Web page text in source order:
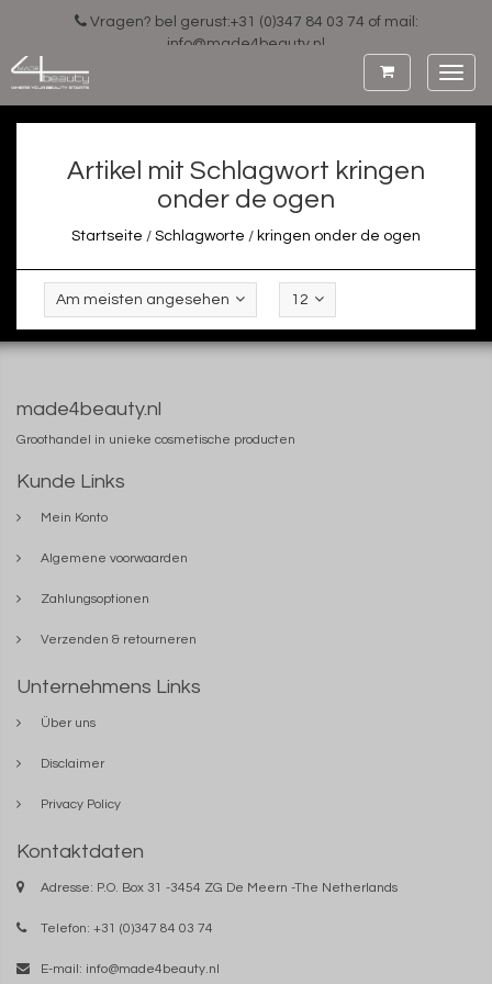
Vragen? bel gerust:+31 (0)347 84 03 74 of mail:
info@made4beauty.nl
Artikel mit Schlagwort kringen
onder de ogen
Startseite / Schlagworte / kringen onder de ogen
Am meisten angesehen 12
made4beauty.nl
Groothandel in unieke cosmetische producten
Kunde Links
Mein Konto
Algemene voorwaarden
Zahlungsoptionen
Verzenden & retourneren
Unternehmens Links
Über uns
Disclaimer
Privacy Policy
Kontaktdaten
Adresse: P.O. Box 31 -3454 ZG De Meern -The Netherlands
Telefon: +31 (0)347 84 03 74
E-mail: info@made4beauty.nl